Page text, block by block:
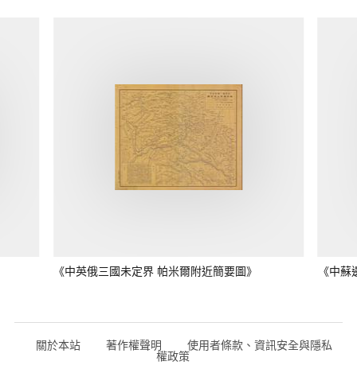
《中英俄三國未定界 帕米爾附近簡要圖》 《中
關於本站 著作權聲明 使用者條款、資訊安全與隱私
權政策